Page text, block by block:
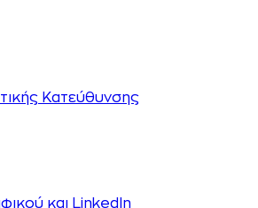
Κατεύθυνσης
και LinkedIn